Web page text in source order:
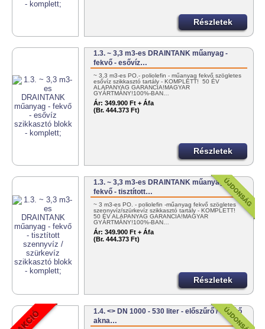
Részletek
1.3. ~ 3,3 m3-es DRAINTANK műanyag -
fekvő - esővíz…
~ 3,3 m3-es PO.- poliolefin - műanyag fekvő szögletes
esővíz szikkasztó tartály - KOMPLETT! 50 ÉV
ALAPANYAG GARANCIA!MAGYAR
GYÁRTMÁNY!100%-BAN…
Ár: 349.900 Ft + Áfa
(Br. 444.373 Ft)
Részletek
1.3. ~ 3,3 m3-es DRAINTANK műanyag -
fekvő - tisztított…
~ 3 m3-es PO. - poliolefin -műanyag fekvő szögletes
szennyvíz/szürkevíz szikkasztó tartály - KOMPLETT!
50 ÉV ALAPANYAG GARANCIA!MAGYAR
GYÁRTMÁNY!100%-BAN…
Ár: 349.900 Ft + Áfa
(Br. 444.373 Ft)
Részletek
1.4. <> DN 1000 - 530 liter - előszűrő / ülepítő
akna…